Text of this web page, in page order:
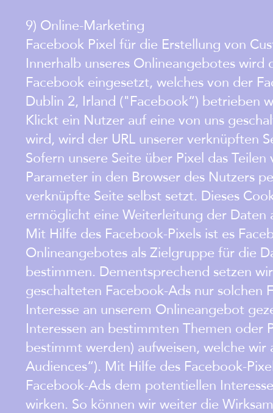
9) Online-Marketing
Facebook Pixel für die Erstellung von
Innerhalb unseres Onlineangebotes
Facebook eingesetzt, welches von der
Dublin 2, Irland ("Facebook“) betrieben
Klickt ein Nutzer auf eine von uns
wird, wird der URL unserer verknüpften
Sofern unsere Seite über Pixel das
Parameter in den Browser des Nutzers
verknüpfte Seite selbst setzt. Dieses
ermöglicht eine Weiterleitung der Daten
Mit Hilfe des Facebook-Pixels ist es
Onlineangebotes als Zielgruppe für die
bestimmen. Dementsprechend setzen
geschalteten Facebook-Ads nur
Interesse an unserem Onlineangebot
Interessen an bestimmten Themen
bestimmt werden) aufweisen, welche
Audiences“). Mit Hilfe des Facebook-
Facebook-Ads dem potentiellen
wirken. So können wir weiter die